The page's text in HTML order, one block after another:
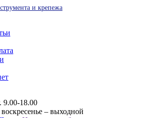
и крепежа
9.00-18.00
– выходной